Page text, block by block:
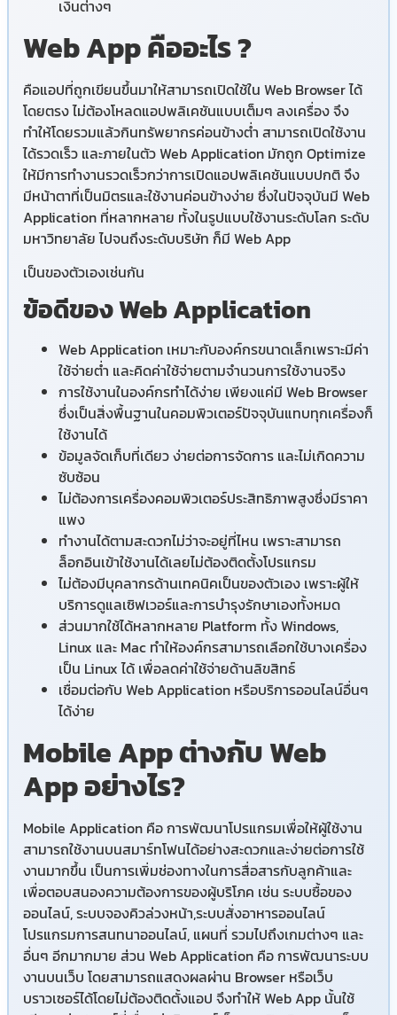
เงินต่างๆ
Web App คืออะไร ?
คือแอปที่ถูกเขียนขึ้นมาให้สามารถเปิดใช้ใน Web Browser ได้
โดยตรง ไม่ต้องโหลดแอปพลิเคชันแบบเต็มๆ ลงเครื่อง จึง
ทำให้โดยรวมแล้วกินทรัพยากรค่อนข้างต่ำ สามารถเปิดใช้งาน
ได้รวดเร็ว และภายในตัวWeb Application มักถูก Optimize
ให้มีการทำงานรวดเร็วกว่าการเปิดแอปพลิเคชันแบบปกติ จึง
มีหน้าตาที่เป็นมิตรและใช้งานค่อนข้างง่าย ซึ่งในปัจจุบันมี Web
Application ที่หลากหลาย ทั้งในรูปแบบใช้งานระดับโลก ระดับ
มหาวิทยาลัย ไปจนถึงระดับบริษัท ก็มี Web App
เป็นของตัวเองเช่นกัน
ข้อดีของ Web Application
Web Application เหมาะกับองค์กรขนาดเล็กเพราะมีค่า
ใช้จ่ายต่ำ และคิดค่าใช้จ่ายตามจำนวนการใช้งานจริง
การใช้งานในองค์กรทำได้ง่าย เพียงแค่มี Web Browser
ซึ่งเป็นสิ่งพื้นฐานในคอมพิวเตอร์ปัจจุบันแทบทุกเครื่องก็
ใช้งานได้
ข้อมูลจัดเก็บที่เดียว ง่ายต่อการจัดการ และไม่เกิดความ
ซับซ้อน
ไม่ต้องการเครื่องคอมพิวเตอร์ประสิทธิภาพสูงซึ่งมีราคา
แพง
ทำงานได้ตามสะดวกไม่ว่าจะอยู่ที่ไหน เพราะสามารถ
ล็อกอินเข้าใช้งานได้เลยไม่ต้องติดตั้งโปรแกรม
ไม่ต้องมีบุคลากรด้านเทคนิคเป็นของตัวเอง เพราะผู้ให้
บริการดูแลเซิฟเวอร์และการบำรุงรักษาเองทั้งหมด
ส่วนมากใช้ได้หลากหลาย Platform ทั้ง Windows,
Linux และ Mac ทำให้องค์กรสามารถเลือกใช้บางเครื่อง
เป็น Linux ได้ เพื่อลดค่าใช้จ่ายด้านลิขสิทธ์
เชื่อมต่อกับ Web Application หรือบริการออนไลน์อื่นๆ
ได้ง่าย
MobileAppต่างกับ Web
Appอย่างไร?
Mobile Application คือ การพัฒนาโปรแกรมเพื่อให้ผู้ใช้งาน
สามารถใช้งานบนสมาร์ทโฟนได้อย่างสะดวกและง่ายต่อการใช้
งานมากขึ้น เป็นการเพิ่มช่องทางในการสื่อสารกับลูกค้าและ
เพื่อตอบสนองความต้องการของผู้บริโภค เช่น ระบบซื้อของ
ออนไลน์, ระบบจองคิวล่วงหน้า,ระบบสั่งอาหารออนไลน์
โปรแกรมการสนทนาออนไลน์, แผนที่ รวมไปถึงเกมต่างๆ และ
อื่นๆ อีกมากมาย ส่วน Web Application คือ การพัฒนาระบบ
งานบนเว็บ โดยสามารถแสดงผลผ่าน Browser หรือเว็บ
บราวเซอร์ได้โดยไม่ต้องติดตั้งแอป จึงทำให้Web App นั้นใช้